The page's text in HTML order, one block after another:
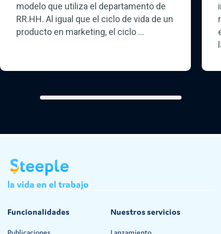
modelo que utiliza el departamento de
RR.HH. Al igual que el ciclo de vida de un
producto en marketing, el ciclo ...
la vida en el trabajo
Funcionalidades Nuestros servicios